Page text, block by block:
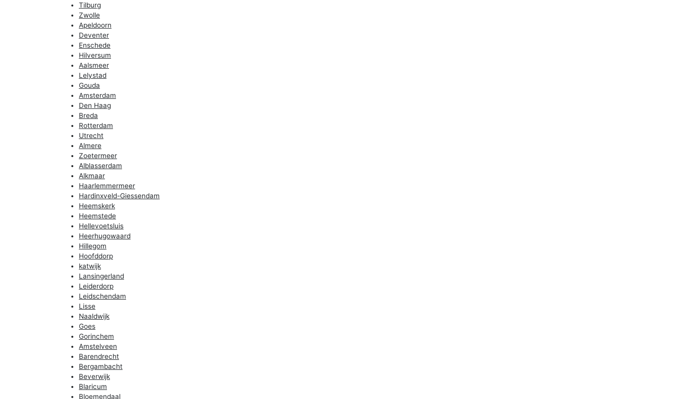
Tilburg
Zwolle
Apeldoorn
Deventer
Enschede
Hilversum
Aalsmeer
Lelystad
Gouda
Amsterdam
Den Haag
Breda
Rotterdam
Utrecht
Almere
Zoetermeer
Alblasserdam
Alkmaar
Haarlemmermeer
Hardinxveld-Giessendam
Heemskerk
Heemstede
Hellevoetsluis
Heerhugowaard
Hillegom
Hoofddorp
katwijk
Lansingerland
Leiderdorp
Leidschendam
Lisse
Naaldwijk
Goes
Gorinchem
Amstelveen
Barendrecht
Bergambacht
Beverwijk
Blaricum
Bloemendaal